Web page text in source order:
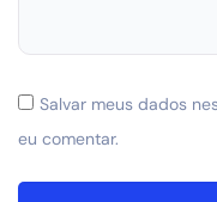
Salvar meus dados
eu comentar.